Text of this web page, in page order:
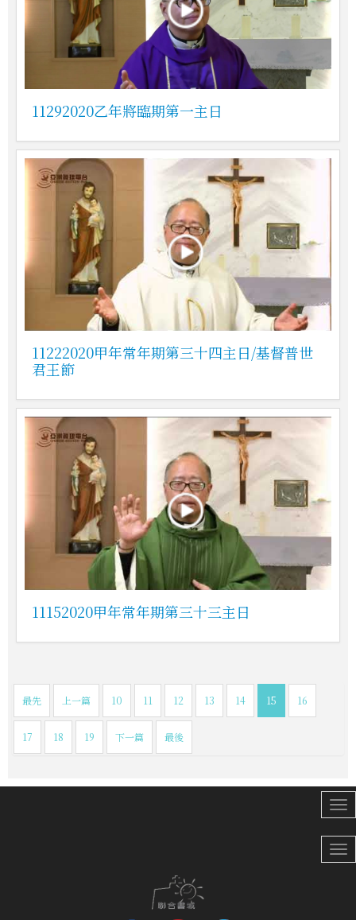
11292020乙年將臨期第一主日
11222020甲年常年期第三十四主日/基督普世
君王節
11152020甲年常年期第三十三主日
最先 上一篇 10 11 12 13 14 15 16
17 18 19 下一篇 最後